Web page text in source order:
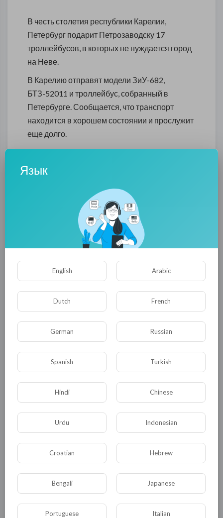
В честь столетия республики Карелии,
Петербург подарит Петрозаводску 17
троллейбусов, в которых не нуждается город
на Неве.
В Карелию отправят модели ЗиУ-682,
БТЗ-52011 и троллейбус, собранный в
Петербурге. Сообщается, что транспорт
находится в хорошем состоянии и прослужит
еще долго.
• 0 Комментарии
Опубликовать
Комментариев нет
Общая Политика В мире
Общество Происшествия События
Комедия Развлечение
Новости и политика Криминал Культура
Язык
English Arabic
Dutch French
German Russian
Spanish Turkish
Hindi Chinese
Urdu Indonesian
Croatian Hebrew
Bengali Japanese
Portuguese Italian